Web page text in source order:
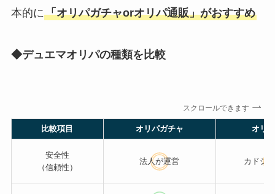
本的に「オリパガチャorオリパ通販」がおすすめ
◆デュエマオリパの種類を比較
スクロールできます
比較項目 オリパガチャ オリ
安全性
（信頼性）
法人が運営 カドシ